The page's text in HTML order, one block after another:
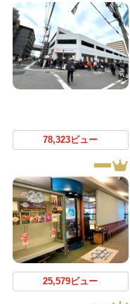
78,323ビュー
25,579ビュー